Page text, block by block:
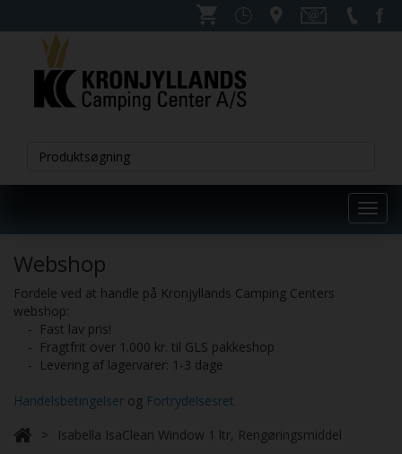
Webshop
Fordele ved at handle på Kronjyllands Camping Centers
webshop:
- Fast lav pris!
- Fragtfrit over 1.000 kr. til GLS pakkeshop
- Levering af lagervarer: 1-3 dage
Handelsbetingelser og Fortrydelsesret
Isabella IsaClean Window 1 ltr, Rengøringsmiddel